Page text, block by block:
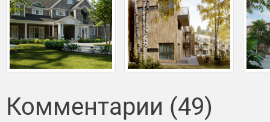
Комментарии (49)